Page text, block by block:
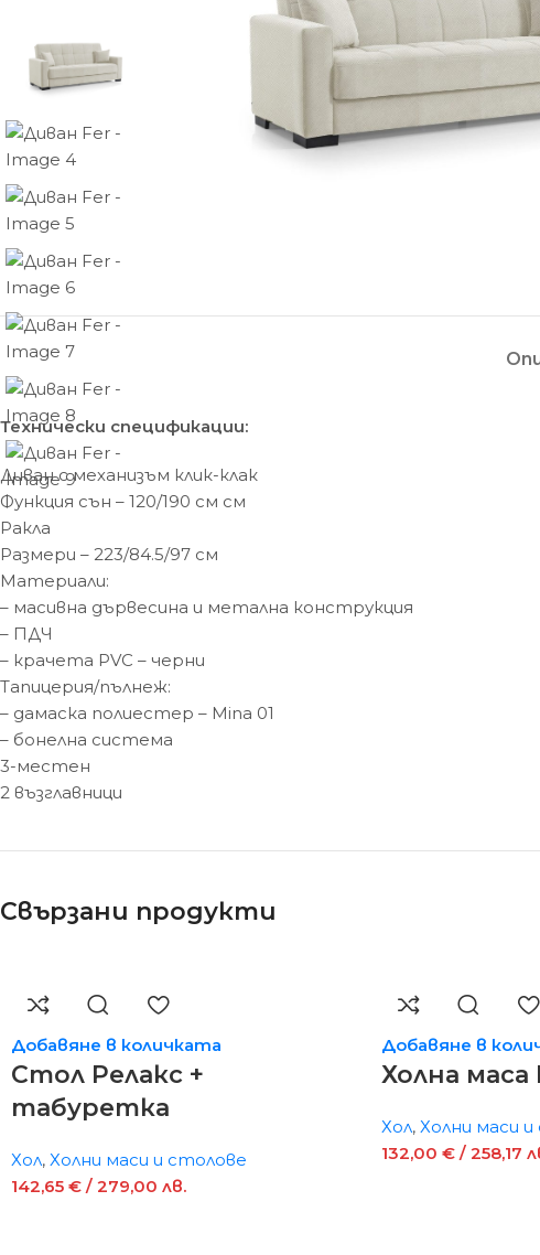
Технически спецификации:
Диван с механизъм клик-клак
Функция сън – 120/190 см см
Ракла
Размери – 223/84.5/97 см
Материали:
– масивна дървесина и метална конструкция
– ПДЧ
– крачета PVC – черни
Тапицерия/пълнеж:
– дамаска полиестер – Mina 01
– бонелна система
3-местен
2 възглавници
Свързани продукти
Добавяне в количката
Стол Релакс +
табуретка
Хол, Холни маси и столове
142,65 € / 279,00 лв.
Добавяне в
Холна маса
Хол, Холни маси
132,00 € / 258,17